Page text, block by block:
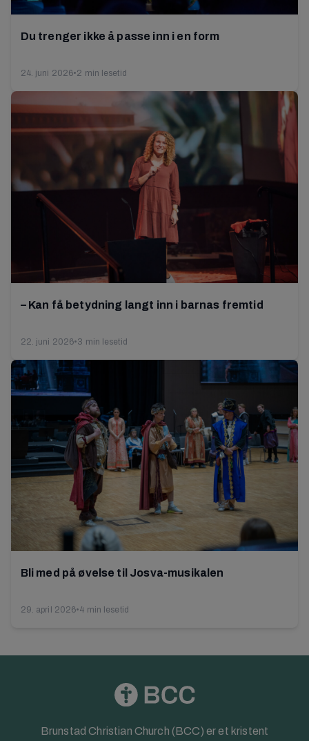
Du trenger ikke å passe inn i en form
24. juni 2026•2 min lesetid
– Kan få betydning langt inn i barnas fremtid
22. juni 2026•3 min lesetid
Bli med på øvelse til Josva-musikalen
29. april 2026•4 min lesetid
Brunstad Christian Church (BCC) er et kristent